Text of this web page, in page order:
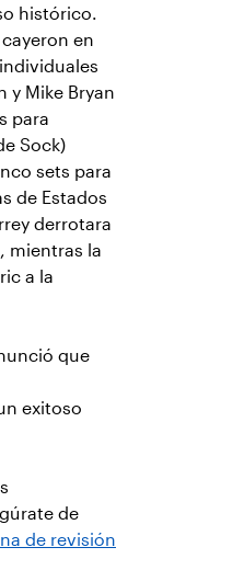
histórico.
en
y Mike Bryan
para
Sock)
sets para
de Estados
derrotara
mientras la
a la
que
exitoso
de
de revisión